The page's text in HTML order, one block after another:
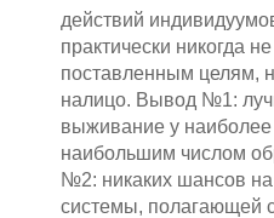
действий
практически никогда
поставленным целям,
налицо. Вывод №1:
выживание у наиболее
наибольшим числом
№2: никаких шансов
системы, полагающей